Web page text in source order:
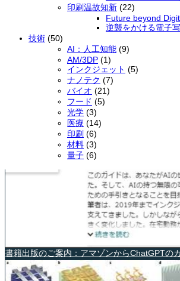
印刷温故知新 (22)
Future beyond
逆襲をかける電子
技術 (50)
AI：人工知能 (9)
AM/3DP (1)
インクジェット (5)
ナノテク (7)
バイオ (21)
フード (5)
光学 (3)
医療 (14)
印刷 (6)
材料 (3)
量子 (6)
書籍出版のご案内：アマゾンからChatGPTの